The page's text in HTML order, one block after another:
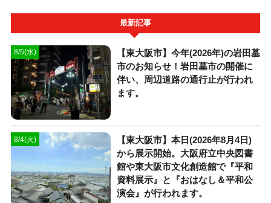
最新記事
8/5(水)
【東大阪市】今年(2026年)の岩田墓
市のお知らせ！岩田墓市の開催に
伴い、周辺道路の通行止が行われ
ます。
8/4(火)
【東大阪市】本日(2026年8月4日)
から展示開始。大阪府立中央図書
館や東大阪市文化創造館で『平和
資料展示』と『おはなし＆平和公
演会』が行われます。